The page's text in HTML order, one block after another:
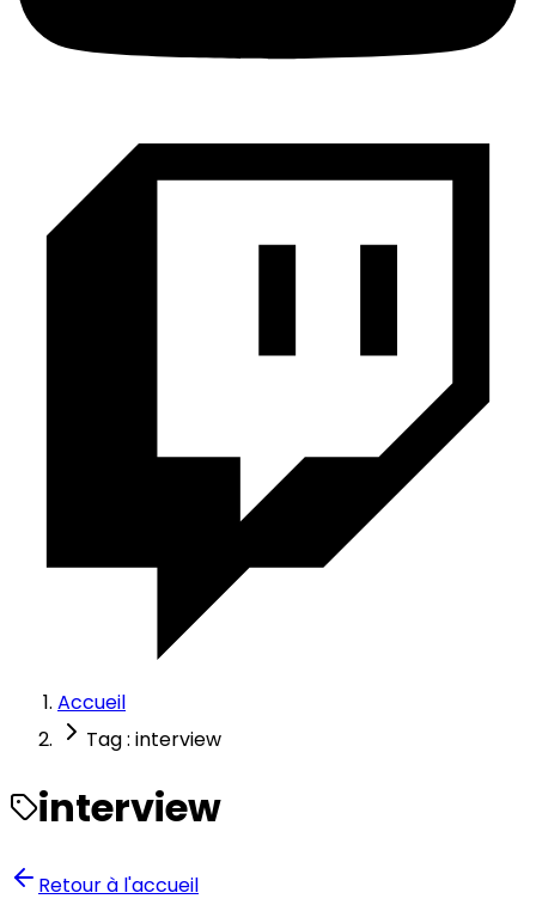
Accueil
Tag : interview
interview
Retour à l'accueil